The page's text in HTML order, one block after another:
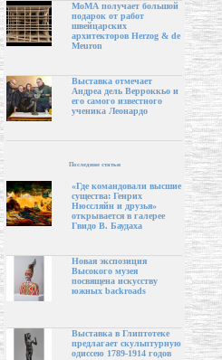
МоМА получает большой
подарок от работ
швейцарских
архитекторов Herzog & de
Meuron
Выставка отмечает
Андреа дель Верроккьо и
его самого известного
ученика Леонардо
Последние статьи
«Где командовали высшие
существа: Генрих
Нюссляйн и друзья»
открывается в галерее
Гвидо В. Баудаха
Новая экспозиция
Высокого музея
посвящена искусству
южных backroads
Выставка в Глиптотеке
предлагает скульптурную
одиссею 1789-1914 годов